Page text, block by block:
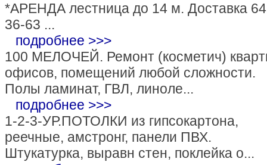
*АРЕНДА лестница до 14 м. Доставка
36-63 ...
подробнее >>>
100 МЕЛОЧЕЙ. Ремонт (косметич)
офисов, помещений любой сложности.
Полы ламинат, ГВЛ, линоле...
подробнее >>>
1-2-3-УР.ПОТОЛКИ из гипсокартона,
реечные, амстронг, панели ПВХ.
Штукатурка, выравн стен, поклейка о...